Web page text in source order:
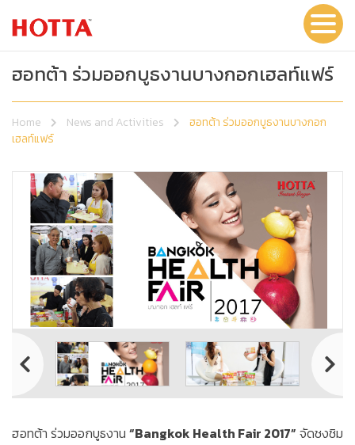
ฮอทต้า ร่วมออกบูธงานบางกอกเฮลท์แฟร์
Home News and Activities
ฮอทต้า ร่วมออกบูธงานบางกอก
เฮลท์แฟร์
ฮอทต้า ร่วมออกบูธงาน “Bangkok Health Fair 2017” จัดชงชิม